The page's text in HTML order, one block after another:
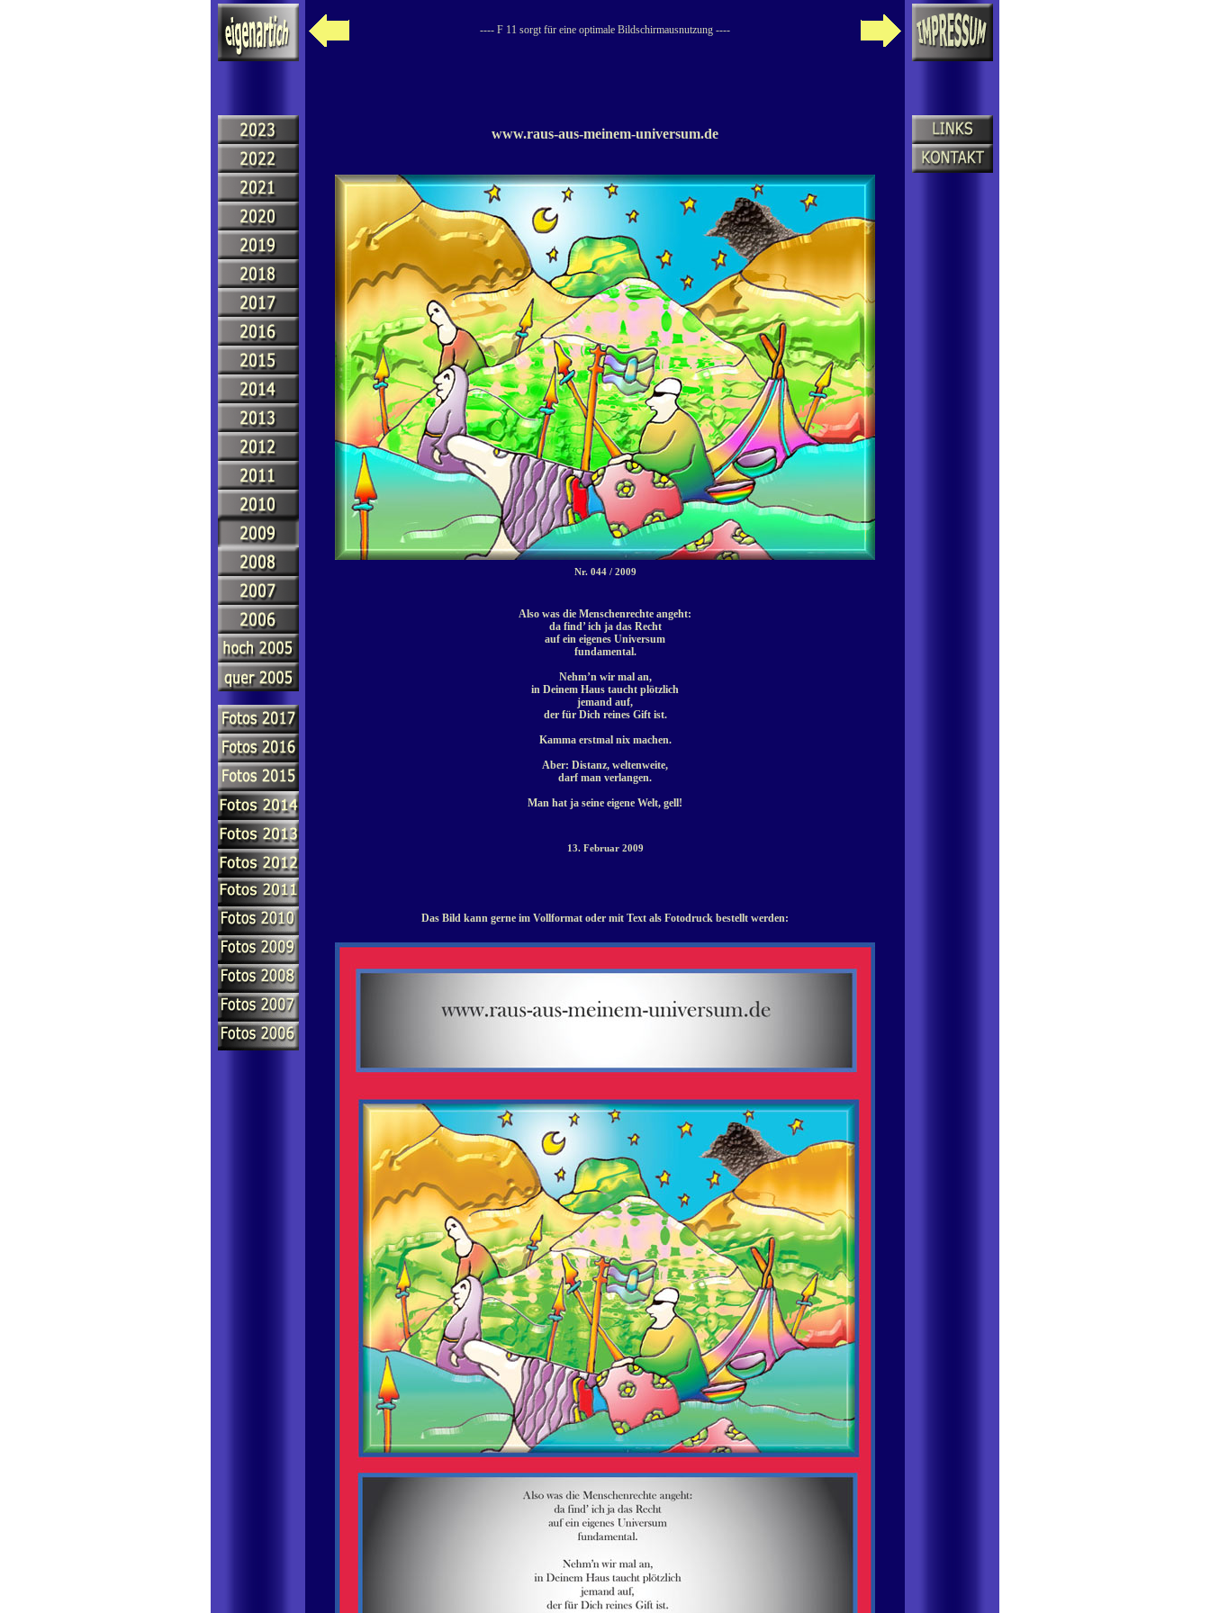
---- F 11 sorgt für eine optimale Bildschirmausnutzung ----
www.raus-aus-meinem-universum.de
Nr. 044 / 2009
Also was die Menschenrechte angeht:
da find’ ich ja das Recht
auf ein eigenes Universum
fundamental.
Nehm’n wir mal an,
in Deinem Haus taucht plötzlich
jemand auf,
der für Dich reines Gift ist.
Kamma erstmal nix machen.
Aber: Distanz, weltenweite,
darf man verlangen.
Man hat ja seine eigene Welt, gell!
13. Februar 2009
Das Bild kann gerne im Vollformat oder mit Text als Fotodruck bestellt werden: